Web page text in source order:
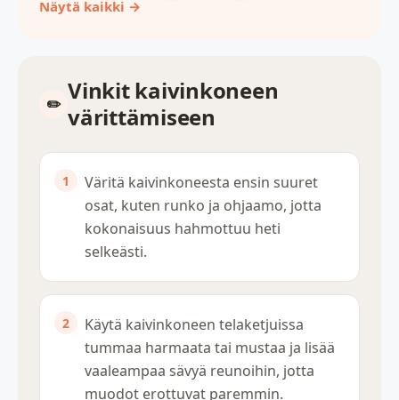
Näytä kaikki →
Vinkit kaivinkoneen
värittämiseen
Väritä kaivinkoneesta ensin suuret
osat, kuten runko ja ohjaamo, jotta
kokonaisuus hahmottuu heti
selkeästi.
Käytä kaivinkoneen telaketjuissa
tummaa harmaata tai mustaa ja lisää
vaaleampaa sävyä reunoihin, jotta
muodot erottuvat paremmin.